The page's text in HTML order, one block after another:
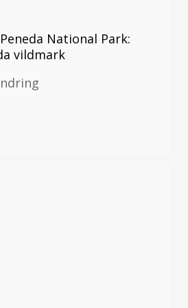
National Park:
vildmark